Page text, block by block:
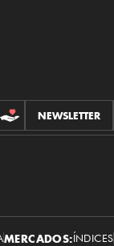
CONTRIBUCIONES
NEWSLETTER
MERCADOS:ÍNDICES